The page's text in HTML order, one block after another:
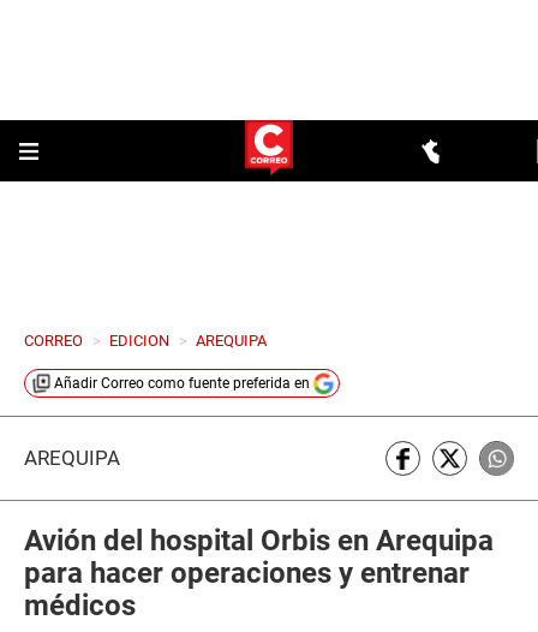
CORREO > EDICION > AREQUIPA
Añadir Correo como fuente preferida en
AREQUIPA
Avión del hospital Orbis en Arequipa
para hacer operaciones y entrenar
médicos